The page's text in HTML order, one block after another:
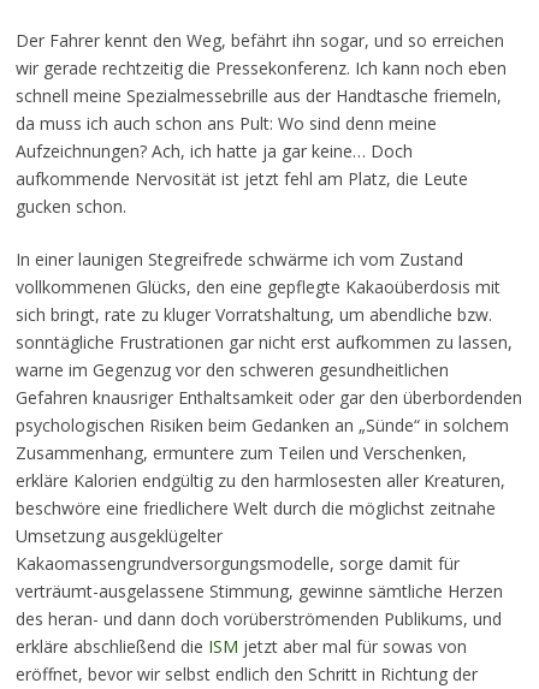
Der Fahrer kennt den Weg, befährt ihn sogar, und so erreichen
wir gerade rechtzeitig die Pressekonferenz. Ich kann noch eben
schnell meine Spezialmessebrille aus der Handtasche friemeln,
da muss ich auch schon ans Pult: Wo sind denn meine
Aufzeichnungen? Ach, ich hatte ja gar keine… Doch
aufkommende Nervosität ist jetzt fehl am Platz, die Leute
gucken schon.
In einer launigen Stegreifrede schwärme ich vom Zustand
vollkommenen Glücks, den eine gepflegte Kakaoüberdosis mit
sich bringt, rate zu kluger Vorratshaltung, um abendliche bzw.
sonntägliche Frustrationen gar nicht erst aufkommen zu lassen,
warne im Gegenzug vor den schweren gesundheitlichen
Gefahren knausriger Enthaltsamkeit oder gar den überbordenden
psychologischen Risiken beim Gedanken an „Sünde“ in solchem
Zusammenhang, ermuntere zum Teilen und Verschenken,
erkläre Kalorien endgültig zu den harmlosesten aller Kreaturen,
beschwöre eine friedlichere Welt durch die möglichst zeitnahe
Umsetzung ausgeklügelter
Kakaomassengrundversorgungsmodelle, sorge damit für
verträumt-ausgelassene Stimmung, gewinne sämtliche Herzen
des heran- und dann doch vorüberströmenden Publikums, und
erkläre abschließend die ISM jetzt aber mal für sowas von
eröffnet, bevor wir selbst endlich den Schritt in Richtung der